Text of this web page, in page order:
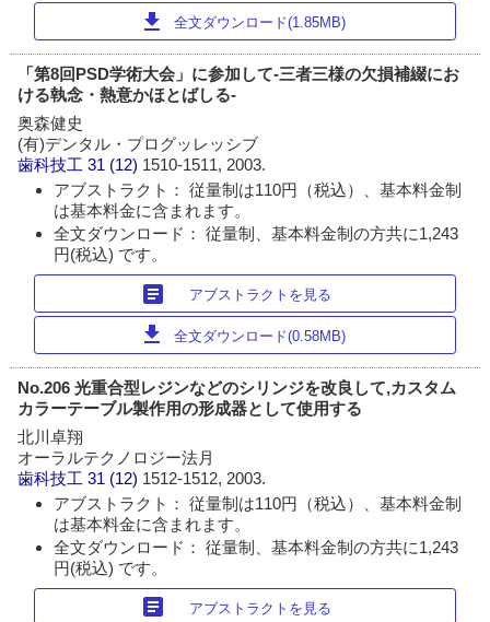
download 全文ダウンロード(1.85MB)
「第8回PSD学術大会」に参加して-三者三様の欠損補綴にお
ける執念・熱意かほとばしる-
奥森健史
(有)デンタル・プログッレッシブ
歯科技工 31 (12) 1510-1511, 2003.
アブストラクト： 従量制は110円（税込）、基本料金制
は基本料金に含まれます。
全文ダウンロード： 従量制、基本料金制の方共に1,243
円(税込) です。
article アブストラクトを見る
download 全文ダウンロード(0.58MB)
No.206 光重合型レジンなどのシリンジを改良して,カスタム
カラーテーブル製作用の形成器として使用する
北川卓翔
オーラルテクノロジー法月
歯科技工 31 (12) 1512-1512, 2003.
アブストラクト： 従量制は110円（税込）、基本料金制
は基本料金に含まれます。
全文ダウンロード： 従量制、基本料金制の方共に1,243
円(税込) です。
article アブストラクトを見る